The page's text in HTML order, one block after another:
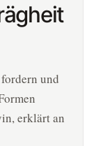
und
erklärt an